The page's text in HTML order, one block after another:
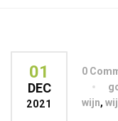
01
DEC
2021
0
wijn,